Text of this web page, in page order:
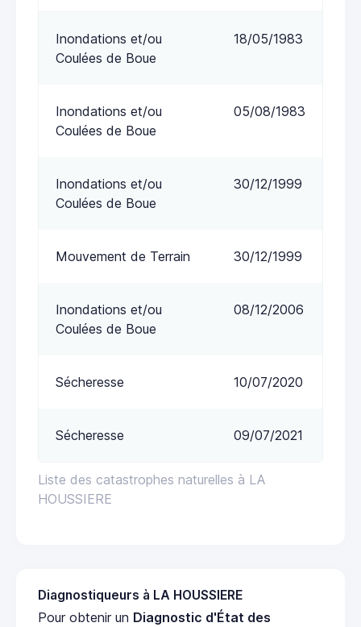
Liste des catastrophes naturelles à LA
HOUSSIERE
Inondations et/ou
Coulées de Boue
18/05/1983
Inondations et/ou
Coulées de Boue
05/08/1983
Inondations et/ou
Coulées de Boue
30/12/1999
Mouvement de Terrain 30/12/1999
Inondations et/ou
Coulées de Boue
08/12/2006
Sécheresse 10/07/2020
Sécheresse 09/07/2021
Diagnostiqueurs à LA HOUSSIERE
Pour obtenir un Diagnostic d'État des